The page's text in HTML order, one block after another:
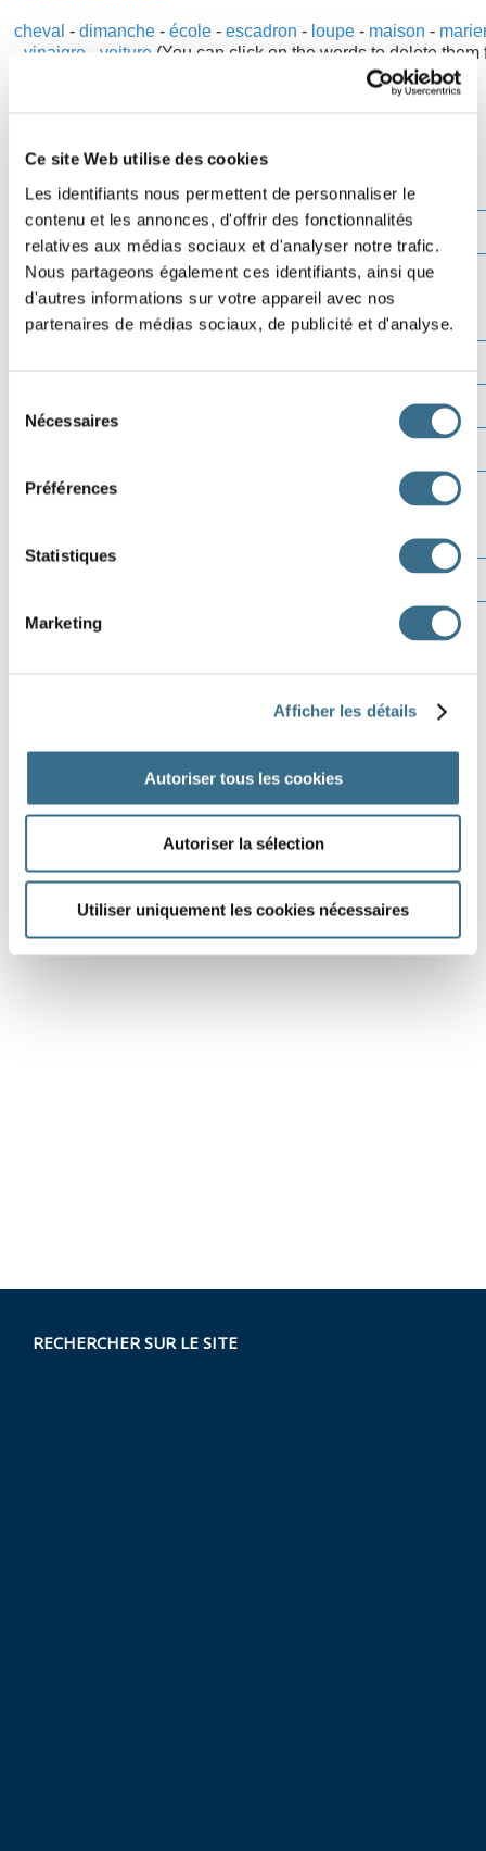
Ce site Web utilise des cookies
Les identifiants nous permettent de personnaliser le
contenu et les annonces, d'offrir des fonctionnalités
relatives aux médias sociaux et d'analyser notre trafic.
Nous partageons également ces identifiants, ainsi que
d'autres informations sur votre appareil avec nos
partenaires de médias sociaux, de publicité et d'analyse.
Nécessaires
Préférences
Statistiques
Marketing
Afficher les détails
Autoriser tous les cookies
Autoriser la sélection
Utiliser uniquement les cookies nécessaires
cheval -dimanche -école -escadron - loupe - maison -
-vinaigre -voiture (You can click on the words to delete them
Lettre C
RECHERCHER SUR LE SITE